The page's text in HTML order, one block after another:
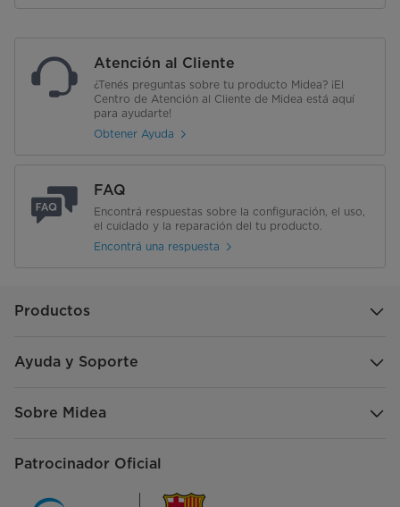
Atención al Cliente
¿Tenés preguntas sobre tu producto Midea? ¡El
Centro de Atención al Cliente de Midea está aquí
para ayudarte!
Obtener Ayuda
FAQ
Encontrá respuestas sobre la configuración, el uso,
el cuidado y la reparación del tu producto.
Encontrá una respuesta
Productos
Ayuda y Soporte
Sobre Midea
Patrocinador Oficial